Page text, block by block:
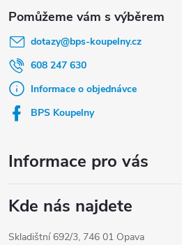
dotazy@bps-koupelny.cz
608 247 630
Informace o objednávce
BPS Koupelny
Informace pro vás
Kde nás najdete
Skladištní 692/3, 746 01 Opava